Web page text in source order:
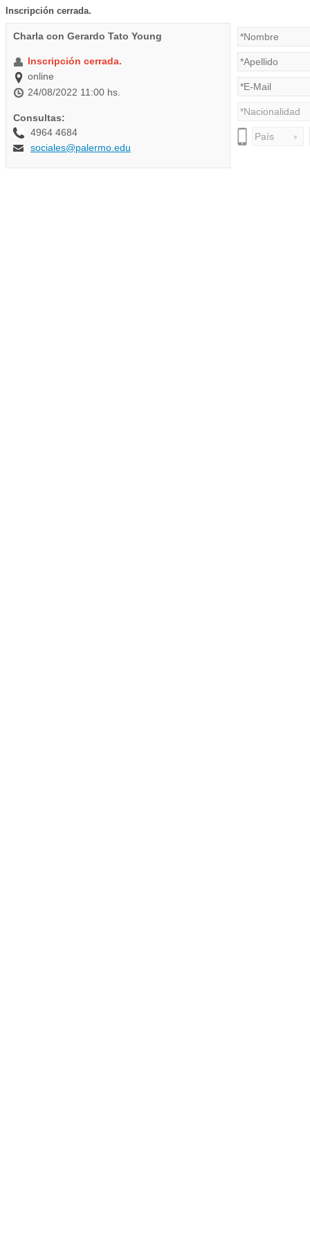
Inscripción cerrada.
Charla con Gerardo Tato Young
Inscripción cerrada.
online
24/08/2022 11:00 hs.
Consultas:
4964 4684
sociales@palermo.edu